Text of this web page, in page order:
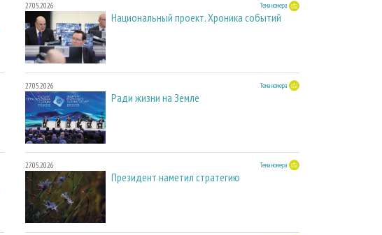
27.05.2026 Тема номера
Национальный проект. Хроника событий
27.05.2026 Тема номера
Ради жизни на Земле
27.05.2026 Тема номера
Президент наметил стратегию